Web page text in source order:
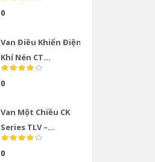
0
Van Điều Khiển Điện
Khí Nén CT...
0
Van Một Chiều CK
Series TLV –...
0